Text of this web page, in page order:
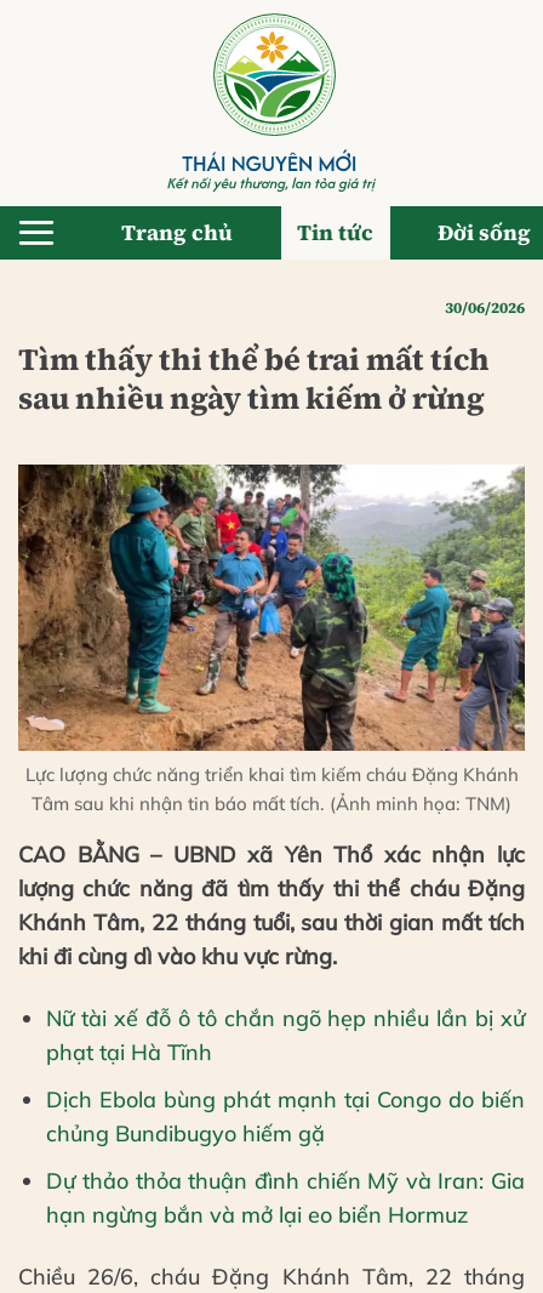
Trang chủ Tin tức Đời sống
30/06/2026
Tìm thấy thi thể bé trai mất tích
sau nhiều ngày tìm kiếm ở rừng
Lực lượng chức năng triển khai tìm kiếm cháu Đặng Khánh
Tâm sau khi nhận tin báo mất tích. (Ảnh minh họa: TNM)
CAO BẰNG – UBND xã Yên Thổ xác nhận lực
lượng chức năng đã tìm thấy thi thể cháu Đặng
Khánh Tâm, 22 tháng tuổi, sau thời gian mất tích
khi đi cùng dì vào khu vực rừng.
Nữ tài xế đỗ ô tô chắn ngõ hẹp nhiều lần bị xử
phạt tại Hà Tĩnh
Dịch Ebola bùng phát mạnh tại Congo do biến
chủng Bundibugyo hiếm gặ
Dự thảo thỏa thuận đình chiến Mỹ và Iran: Gia
hạn ngừng bắn và mở lại eo biển Hormuz
Chiều 26/6, cháu Đặng Khánh Tâm, 22 tháng